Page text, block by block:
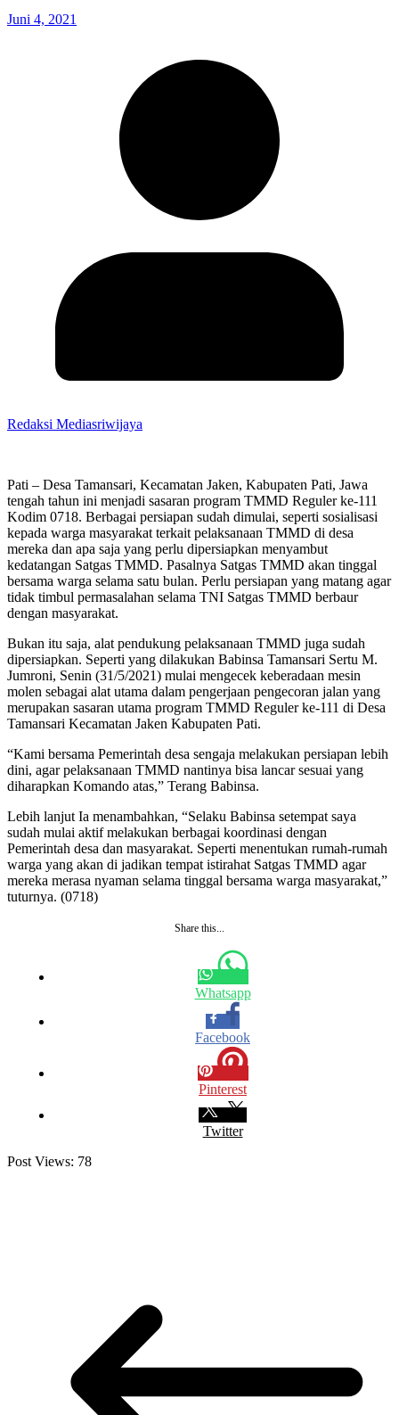
Juni 4, 2021
Redaksi Mediasriwijaya
Pati – Desa Tamansari, Kecamatan Jaken, Kabupaten Pati, Jawa
tengah tahun ini menjadi sasaran program TMMD Reguler ke-111
Kodim 0718. Berbagai persiapan sudah dimulai, seperti sosialisasi
kepada warga masyarakat terkait pelaksanaan TMMD di desa
mereka dan apa saja yang perlu dipersiapkan menyambut
kedatangan Satgas TMMD. Pasalnya Satgas TMMD akan tinggal
bersama warga selama satu bulan. Perlu persiapan yang matang agar
tidak timbul permasalahan selama TNI Satgas TMMD berbaur
dengan masyarakat.
Bukan itu saja, alat pendukung pelaksanaan TMMD juga sudah
dipersiapkan. Seperti yang dilakukan Babinsa Tamansari Sertu M.
Jumroni, Senin (31/5/2021) mulai mengecek keberadaan mesin
molen sebagai alat utama dalam pengerjaan pengecoran jalan yang
merupakan sasaran utama program TMMD Reguler ke-111 di Desa
Tamansari Kecamatan Jaken Kabupaten Pati.
“Kami bersama Pemerintah desa sengaja melakukan persiapan lebih
dini, agar pelaksanaan TMMD nantinya bisa lancar sesuai yang
diharapkan Komando atas,” Terang Babinsa.
Lebih lanjut Ia menambahkan, “Selaku Babinsa setempat saya
sudah mulai aktif melakukan berbagai koordinasi dengan
Pemerintah desa dan masyarakat. Seperti menentukan rumah-rumah
warga yang akan di jadikan tempat istirahat Satgas TMMD agar
mereka merasa nyaman selama tinggal bersama warga masyarakat,”
tuturnya. (0718)
Share this...
Whatsapp
Facebook
Pinterest
Twitter
Post Views: 78